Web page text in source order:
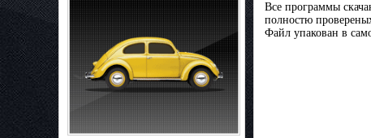
Все программы
полностю
Файл упакован в